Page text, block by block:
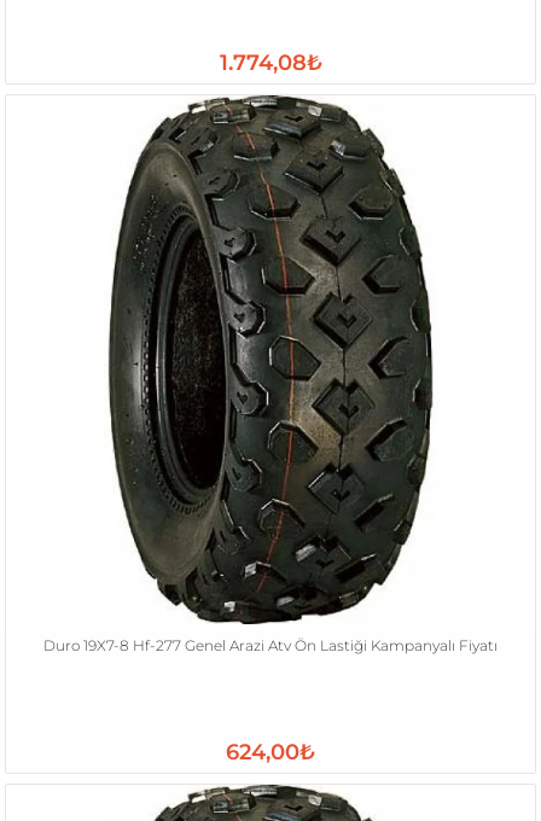
1.774,08₺
Duro 19X7-8 Hf-277 Genel Arazi Atv Ön Lastiği Kampanyalı Fiyatı
624,00₺